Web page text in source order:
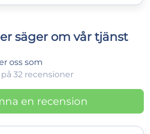
säger om vår tjänst
oss som
32 recensioner
en recension